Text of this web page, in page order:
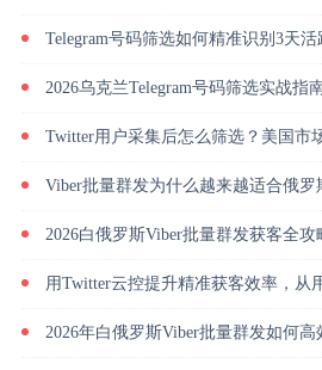
Telegram号码筛选如何精准识别3天
2026乌克兰Telegram号码筛选实战指
Twitter用户采集后怎么筛选？美国市场活
Viber批量群发为什么越来越适合俄罗斯
2026白俄罗斯Viber批量群发获客全
用Twitter云控提升精准获客效率，从用
2026年白俄罗斯Viber批量群发如何高